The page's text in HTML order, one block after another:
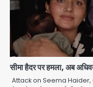
सीमा हैदर पर हमला, अब
Attack on Seema Haider,
संदेश,